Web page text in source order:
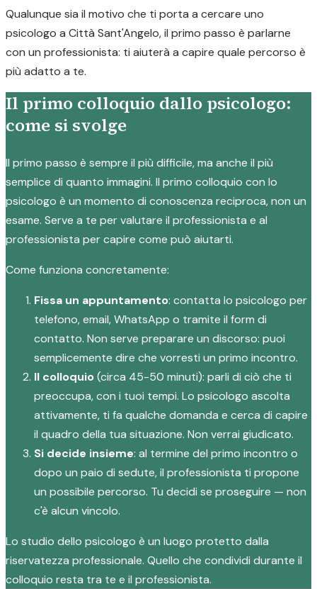
Qualunque sia il motivo che ti porta a cercare uno
psicologo a Città Sant'Angelo, il primo passo è parlarne
con un professionista: ti aiuterà a capire quale percorso è
più adatto a te.
Il primo colloquio dallo psicologo:
come si svolge
Il primo passo è sempre il più difficile, ma anche il più
semplice di quanto immagini. Il primo colloquio con lo
psicologo è un momento di conoscenza reciproca, non un
esame. Serve a te per valutare il professionista e al
professionista per capire come può aiutarti.
Come funziona concretamente:
Fissa un appuntamento: contatta lo psicologo per
telefono, email, WhatsApp o tramite il form di
contatto. Non serve preparare un discorso: puoi
semplicemente dire che vorresti un primo incontro.
Il colloquio(circa 45-50 minuti): parli di ciò che ti
preoccupa, con i tuoi tempi. Lo psicologo ascolta
attivamente, ti fa qualche domanda e cerca di capire
il quadro della tua situazione. Non verrai giudicato.
Si decide insieme: al termine del primo incontro o
dopo un paio di sedute, il professionista ti propone
un possibile percorso. Tu decidi se proseguire — non
c'è alcun vincolo.
Lo studio dello psicologo è un luogo protetto dalla
riservatezza professionale. Quello che condividi durante il
colloquio resta tra te e il professionista.